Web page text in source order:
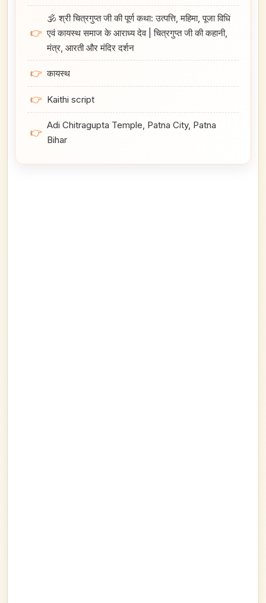
👉
🕉️ श्री चित्रगुप्त जी की पूर्ण कथा: उत्पत्ति, महिमा, पूजा विधि
एवं कायस्थ समाज के आराध्य देव | चित्रगुप्त जी की कहानी,
मंत्र, आरती और मंदिर दर्शन
👉 कायस्थ
👉 Kaithi script
👉
Adi Chitragupta Temple, Patna City, Patna
Bihar